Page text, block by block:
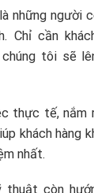
những người
Chỉ cần
chúng tôi sẽ
thực tế, nắm
khách hàng
nhất.
thuật còn